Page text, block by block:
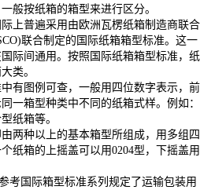
一般按纸箱的箱型来进行区分。
上普遍采用由欧洲瓦楞纸箱制造商联合
联合制定的国际纸箱箱型标准。这一
际间通用。按照国际纸箱箱型标准，纸
类。
有图例可查，一般用四位数字表示，前
一箱型种类中不同的纸箱式样。例如：
纸箱等。
两种以上的基本箱型所组成，用多组四
纸箱的上摇盖可以用0204型，下摇盖用
考国际箱型标准系列规定了运输包装用